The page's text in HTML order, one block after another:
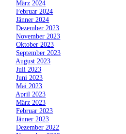
»März 2024
»Februar 2024
»Jänner 2024
»Dezember 2023
»November 2023
»Oktober 2023
September 2023
August 2023
»Juli 2023
»Juni 2023
»Mai 2023
April 2023
»März 2023
»Februar 2023
»Jänner 2023
»Dezember 2022